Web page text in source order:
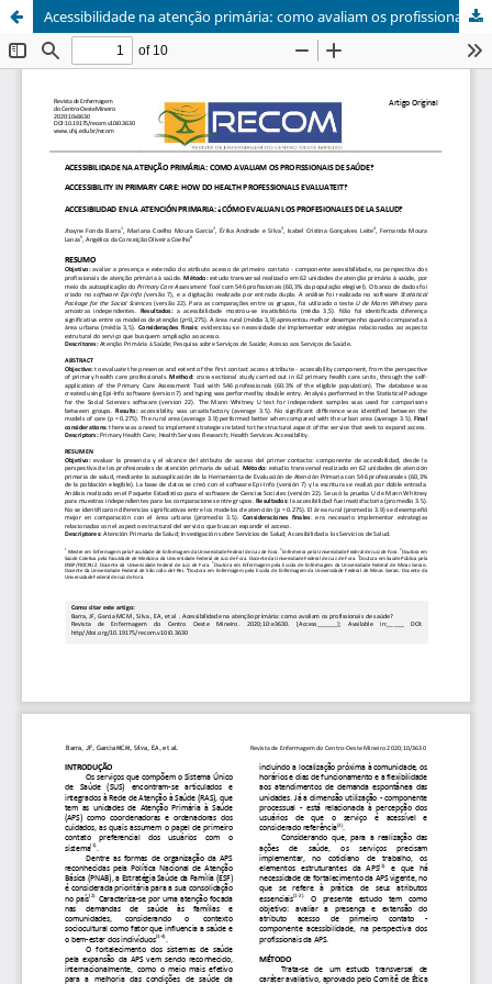
Acessibilidade na atenção primária: como avaliam os profissionais de saúde?